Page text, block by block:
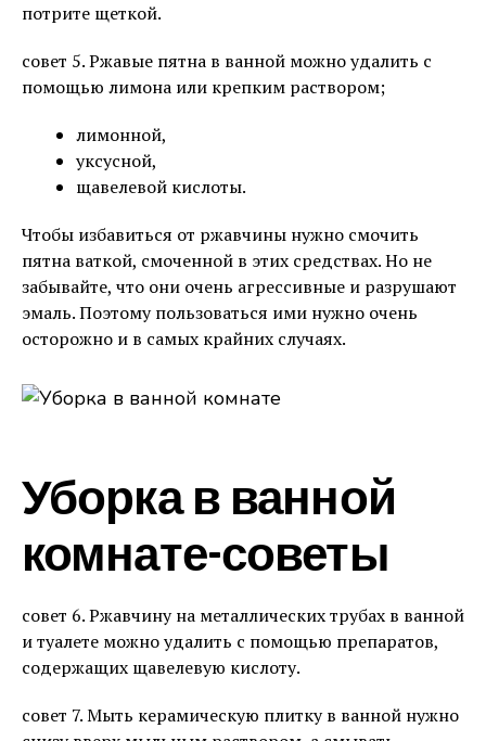
потрите щеткой.
совет 5. Ржавые пятна в ванной можно удалить с
помощью лимона или крепким раствором;
лимонной,
уксусной,
щавелевой кислоты.
Чтобы избавиться от ржавчины нужно смочить
пятна ваткой, смоченной в этих средствах. Но не
забывайте, что они очень агрессивные и разрушают
эмаль. Поэтому пользоваться ими нужно очень
осторожно и в самых крайних случаях.
Уборка в ванной
комнате-советы
совет 6. Ржавчину на металлических трубах в ванной
и туалете можно удалить с помощью препаратов,
содержащих щавелевую кислоту.
совет 7. Мыть керамическую плитку в ванной нужно